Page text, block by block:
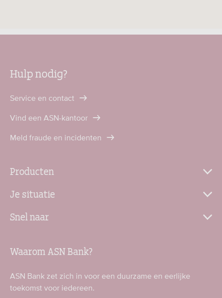
Hulp nodig?
Service en contact
Vind een ASN-kantoor
Meld fraude en incidenten
Producten
Je situatie
Snel naar
Waarom ASN Bank?
ASN Bank zet zich in voor een duurzame en eerlijke
toekomst voor iedereen.